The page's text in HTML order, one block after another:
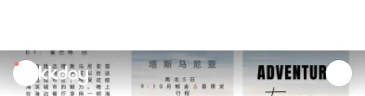
unread
notifications